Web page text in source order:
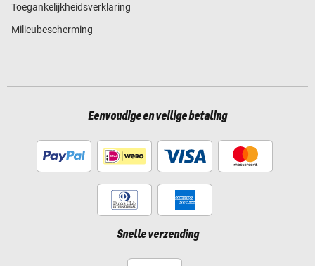
Toegankelijkheidsverklaring
Milieubescherming
Eenvoudige en veilige betaling
Snelle verzending